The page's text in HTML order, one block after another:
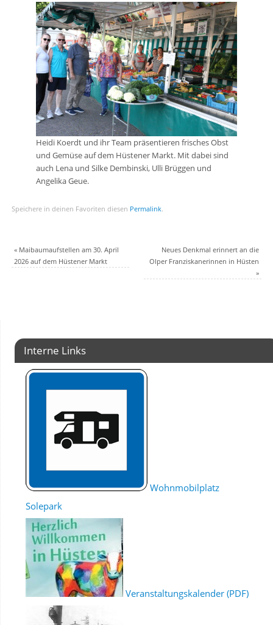
Heidi Koerdt und ihr Team präsentieren frisches Obst
und Gemüse auf dem Hüstener Markt. Mit dabei sind
auch Lena und Silke Dembinski, Ulli Brüggen und
Angelika Geue.
Speichere in deinen Favoriten diesen Permalink.
«Maibaumaufstellen am 30. April
2026 auf dem Hüstener Markt
Neues Denkmal erinnert an die
Olper Franziskanerinnen in Hüsten
»
Interne Links
Wohnmobilplatz
Solepark
Veranstaltungskalender (PDF)